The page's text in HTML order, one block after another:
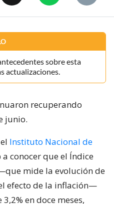
sobre esta
actualizaciones.
recuperando
junio.
Instituto Nacional de
a conocer que el Índice
mide la evolución de
efecto de la inflación—
en doce meses,